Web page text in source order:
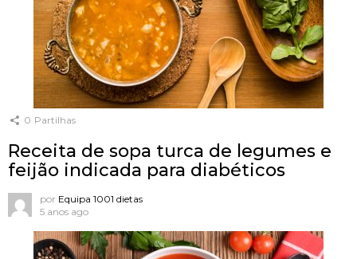
0 Partilhas
Receita de sopa turca de legumes e
feijão indicada para diabéticos
por Equipa 1001 dietas
5 anos ago